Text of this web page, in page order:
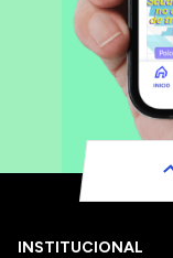
INSTITUCIONAL